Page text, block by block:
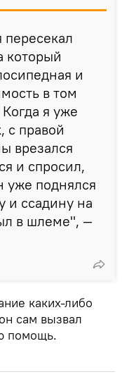
пересекал
который
и
в том
я уже
с правой
врезался
и спросил,
уже поднялся
и ссадину на
в шлеме", —
каких-либо
сам вызвал
помощь.